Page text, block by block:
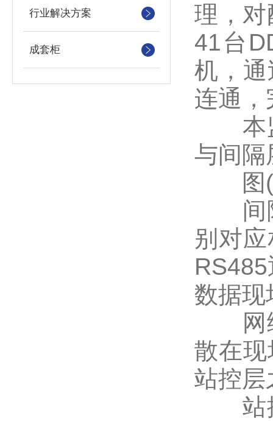
行业解决方案
成套柜
理，
41台
机，
连通，
本监
与间隔
图
间隔
别对
数据现
网络
散在
站控层
站控